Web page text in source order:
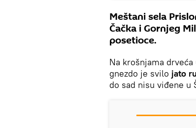
Meštani sela
Čačka i Gornjeg
posetioce.
Na krošnjama
gnezdo je svilo jato
do sad nisu viđene u